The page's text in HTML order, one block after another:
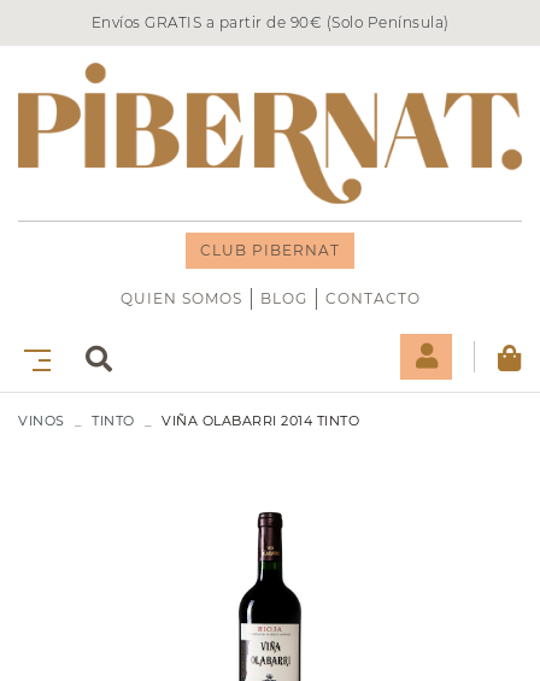
Envíos GRATIS a partir de 90€ (Solo Península)
CLUB PIBERNAT
QUIEN SOMOS BLOG CONTACTO
VINOS TINTO VIÑA OLABARRI 2014 TINTO